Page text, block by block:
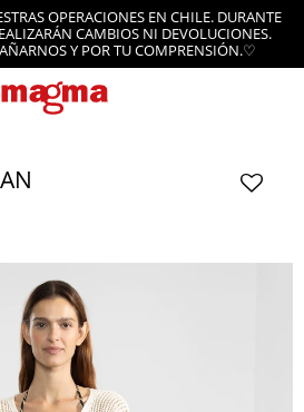
OPERACIONES EN CHILE. DURANTE
CAMBIOS NI DEVOLUCIONES.
Y POR TU COMPRENSIÓN.♡